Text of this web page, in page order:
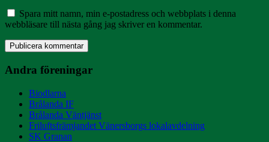
Spara mitt namn, min e-postadress och webbplats i denna
webbläsare till nästa gång jag skriver en kommentar.
Andra föreningar
Biodlarna
Brålanda IF
Brålanda Väntjänst
Friluftsfrämjandet Vänersborgs lokalavdelning
SK Granan